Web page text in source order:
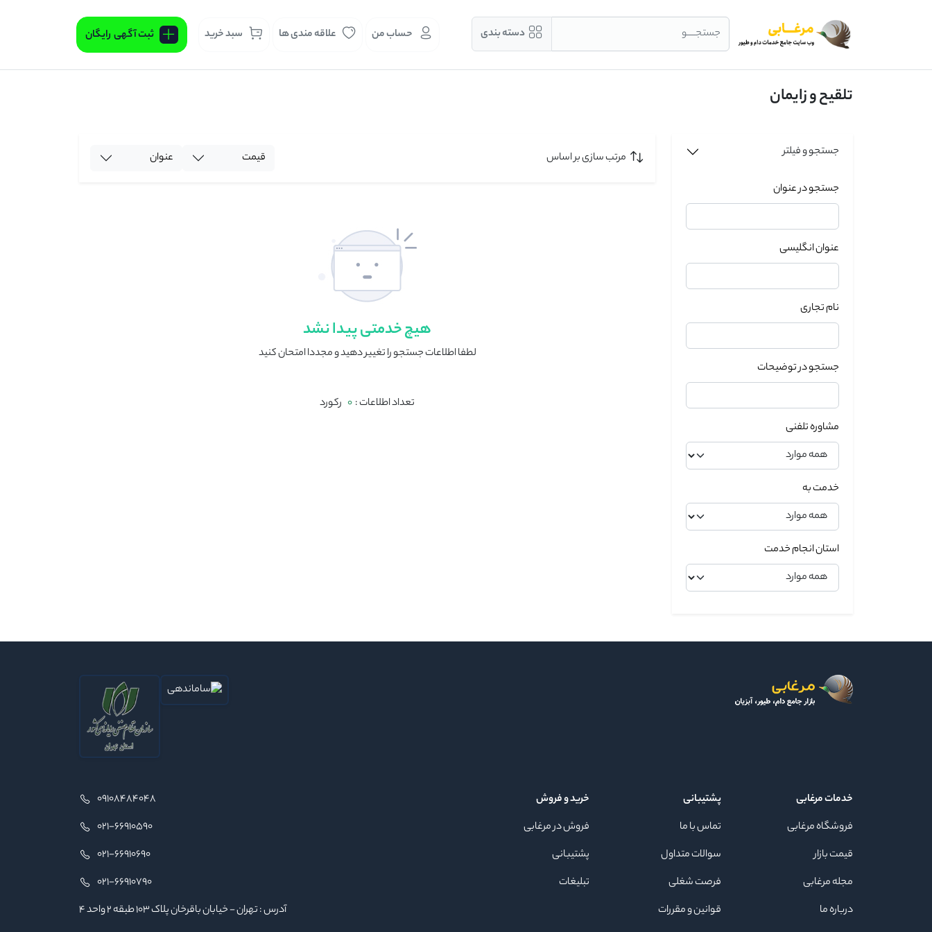
جستجــــو دسته بندی حساب من علاقه مندی ها سبد خرید ثبت آگهی رایگان
تلقیح و زایمان
جستجو و فیلتر
جستجو در عنوان
عنوان انگلیسی
نام تجاری
جستجو در توضیحات
مشاوره تلفنی
خدمت به
استان انجام خدمت
مرتب سازی بر اساس قیمت عنوان
هیچ خدمتی پیدا نشد
لطفا اطلاعات جستجو را تغییر دهید و مجددا امتحان کنید
تعداد اطلاعات : 0 رکورد
خدمات مرغابی
فروشگاه مرغابی
قیمت بازار
مجله مرغابی
درباره ما
پشتیبانی
تماس با ما
سوالات متداول
فرصت شغلی
قوانین و مقررات
خرید و فروش
فروش در مرغابی
پشتیبانی
تبلیغات
09108484048
021-66910590
021-66910690
021-66910790
آدرس : تهران - خیابان باقرخان پلاک ۱۰۳ طبقه ۲ واحد ۴